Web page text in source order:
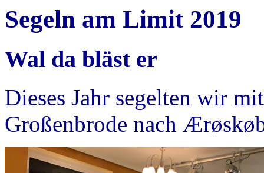
Segeln am Limit 2019
Wal da bläst er
Dieses Jahr segelten wir
Großenbrode nach